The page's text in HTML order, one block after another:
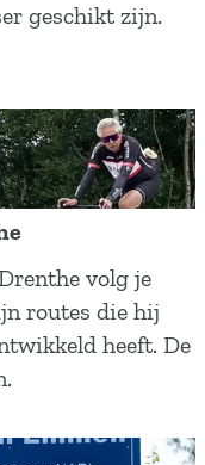
geschikt zijn.
volg je
routes die hij
heeft. De